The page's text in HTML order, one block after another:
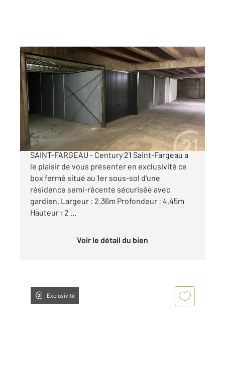
PARIS 75020
11 m2
Ref : 11164
Parking à vendre
20 000 €
BOX FERME Quartier Saint-Fargeau - 39 RUE
SAINT-FARGEAU - Century 21 Saint-Fargeau a
le plaisir de vous présenter en exclusivité ce
box fermé situé au 1er sous-sol d'une
résidence semi-récente sécurisée avec
gardien. Largeur : 2.36m Profondeur : 4.45m
Hauteur : 2 ...
Voir le détail du bien
Exclusivité